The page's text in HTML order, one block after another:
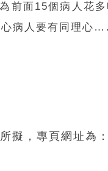
前面15個病人花
心病人要有同理心
擬，專頁網址為：